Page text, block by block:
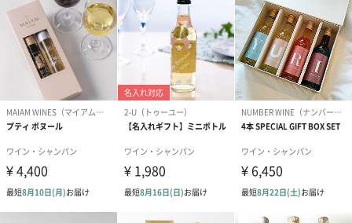
プリザーブドフラワー
ブーケ（ピンク）
（2,580円）
プリザーブドフラワー
ブーケ（ブルー）
（2,580円）
アミュレット
ク）（1,500円
紅茶・コーヒー・スイーツ
紅茶・コーヒー・スイーツを同梱してお届けいたします。ギフト